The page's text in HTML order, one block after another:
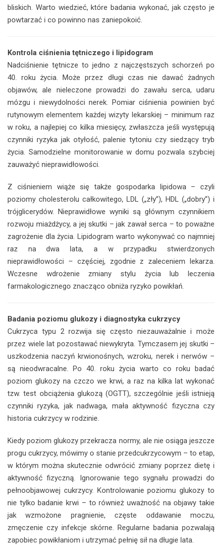
bliskich. Warto wiedzieć, które badania wykonać, jak często je
powtarzać i co powinno nas zaniepokoić.
Kontrola ciśnienia tętniczego i lipidogram
Nadciśnienie tętnicze to jedno z najczęstszych schorzeń po
40. roku życia. Może przez długi czas nie dawać żadnych
objawów, ale nieleczone prowadzi do zawału serca, udaru
mózgu i niewydolności nerek. Pomiar ciśnienia powinien być
rutynowym elementem każdej wizyty lekarskiej – minimum raz
w roku, a najlepiej co kilka miesięcy, zwłaszcza jeśli występują
czynniki ryzyka jak otyłość, palenie tytoniu czy siedzący tryb
życia. Samodzielne monitorowanie w domu pozwala szybciej
zauważyć nieprawidłowości.
Z ciśnieniem wiąże się także gospodarka lipidowa – czyli
poziomy cholesterolu całkowitego, LDL („zły”), HDL („dobry”) i
trójglicerydów. Nieprawidłowe wyniki są głównym czynnikiem
rozwoju miażdżycy, a jej skutki – jak zawał serca – to poważne
zagrożenie dla życia. Lipidogram warto wykonywać co najmniej
raz na dwa lata, a w przypadku stwierdzonych
nieprawidłowości – częściej, zgodnie z zaleceniem lekarza.
Wczesne wdrożenie zmiany stylu życia lub leczenia
farmakologicznego znacząco obniża ryzyko powikłań.
Badania poziomu glukozy i diagnostyka cukrzycy
Cukrzyca typu 2 rozwija się często niezauważalnie i może
przez wiele lat pozostawać niewykryta. Tymczasem jej skutki –
uszkodzenia naczyń krwionośnych, wzroku, nerek i nerwów –
są nieodwracalne. Po 40. roku życia warto co roku badać
poziom glukozy na czczo we krwi, a raz na kilka lat wykonać
tzw. test obciążenia glukozą (OGTT), szczególnie jeśli istnieją
czynniki ryzyka, jak nadwaga, mała aktywność fizyczna czy
historia cukrzycy w rodzinie.
Kiedy poziom glukozy przekracza normy, ale nie osiąga jeszcze
progu cukrzycy, mówimy o stanie przedcukrzycowym – to etap,
w którym można skutecznie odwrócić zmiany poprzez dietę i
aktywność fizyczną. Ignorowanie tego sygnału prowadzi do
pełnoobjawowej cukrzycy. Kontrolowanie poziomu glukozy to
nie tylko badanie krwi – to również uważność na objawy takie
jak wzmożone pragnienie, częste oddawanie moczu,
zmęczenie czy infekcje skórne. Regularne badania pozwalają
zapobiec powikłaniom i utrzymać pełnię sił na długie lata.